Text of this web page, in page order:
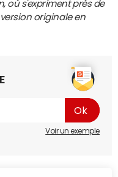
où s'expriment près de
originale en
Voir un exemple